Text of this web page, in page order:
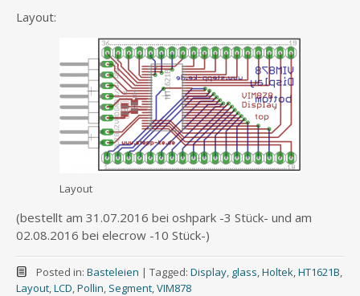
Layout:
Layout
(bestellt am 31.07.2016 bei oshpark -3 Stück- und am
02.08.2016 bei elecrow -10 Stück-)
Posted in: Basteleien | Tagged: Display, glass Holtek HT1621B
Layout LCD Pollin Segment VIM878